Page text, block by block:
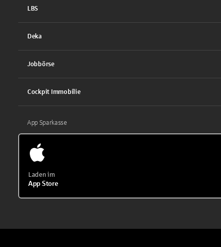
LBS
Deka
Jobbörse
Cockpit Immobilie
App Sparkasse
Laden im
App Store